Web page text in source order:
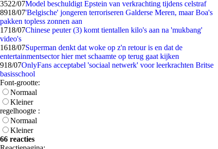
3522/07Model beschuldigt Epstein van verkrachting tijdens celstraf
8918/07'Belgische' jongeren terroriseren Galderse Meren, maar Boa's
pakken topless zonnen aan
1718/07Chinese peuter (3) komt tientallen kilo's aan na 'mukbang'
video's
1618/07Superman denkt dat woke op z'n retour is en dat de
entertainmentsector hier met schaamte op terug gaat kijken
918/07OnlyFans acceptabel 'sociaal netwerk' voor leerkrachten Britse
basisschool
Font-grootte:
Normaal
Kleiner
regelhoogte :
Normaal
Kleiner
66 reacties